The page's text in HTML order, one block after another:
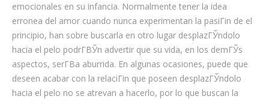
emocionales en su infancia. Normalmente tener la idea
erronea del amor cuando nunca experimentan la pasiГіn de el
principio, han sobre buscarla en otro lugar desplazГЎndolo
hacia el pelo podrГ­ВЎn advertir que su vida, en los demГЎs
aspectos, serГ­В­a aburrida. En algunas ocasiones, puede que
deseen acabar con la relaciГіn que poseen desplazГЎndolo
hacia el pelo no se atrevan a hacerlo, por lo que buscan la